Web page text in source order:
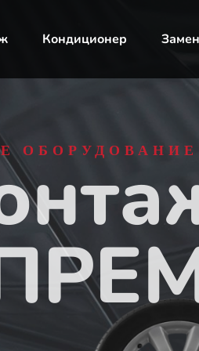
Кондиционер
и
сейчас
ОБОРУДОВАНИЕ